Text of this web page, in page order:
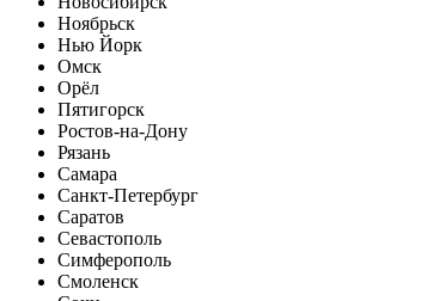
Ноябрьск
Нью Йорк
Омск
Орёл
Пятигорск
Ростов-на-Дону
Рязань
Самара
Санкт-Петербург
Саратов
Севастополь
Симферополь
Смоленск